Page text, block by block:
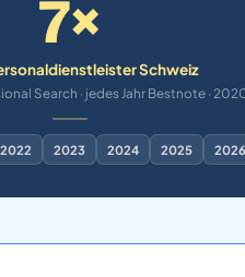
7×
Schweiz
Search · jedes Jahr Bestnote ·
2022 2023 2024 2025 2026